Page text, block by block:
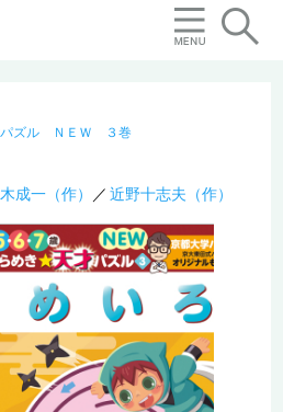
パズル ＮＥＷ ３巻
成一（作） 近野十志夫（作）